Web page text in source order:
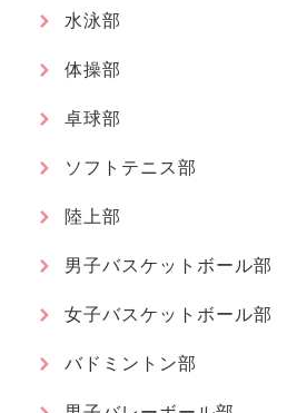
水泳部
体操部
卓球部
ソフトテニス部
陸上部
男子バスケットボール部
女子バスケットボール部
バドミントン部